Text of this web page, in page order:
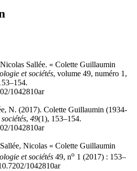
Sallée. « Colette Guillaumin
et sociétés, volume 49, numéro 1,
1042810ar
N. (2017). Colette Guillaumin (1934-
, 49(1), 153–154.
1042810ar
Nicolas « Colette Guillaumin
et sociétés 49, no 1 (2017) : 153–
1042810ar